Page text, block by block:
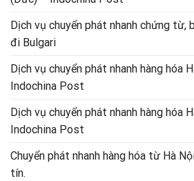
Dịch vụ chuyển phát nhanh chứng từ,
đi Bulgari
Dịch vụ chuyển phát nhanh hàng hóa
Indochina Post
Dịch vụ chuyển phát nhanh hàng hóa
Indochina Post
Chuyển phát nhanh hàng hóa từ Hà
tín.